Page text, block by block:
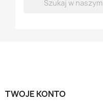
TWOJE KONTO